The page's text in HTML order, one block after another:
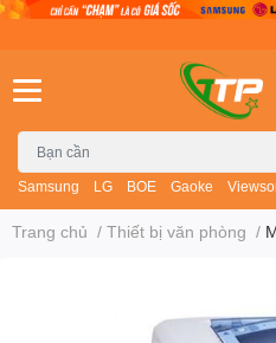
Samsung LG BOE Gaoke
Trang chủ / Thiết bị văn phòng /